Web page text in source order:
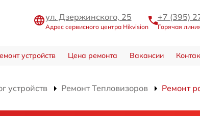
ул. Дзержинского, 25
Адрес сервисного центра Hikvision
+7 (395)
Горячая
устройств Цена ремонта Вакансии
устройств Ремонт Тепловизоров Ремонт